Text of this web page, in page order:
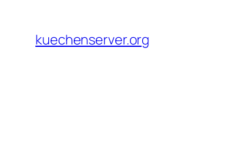
content
kuechenserver.org